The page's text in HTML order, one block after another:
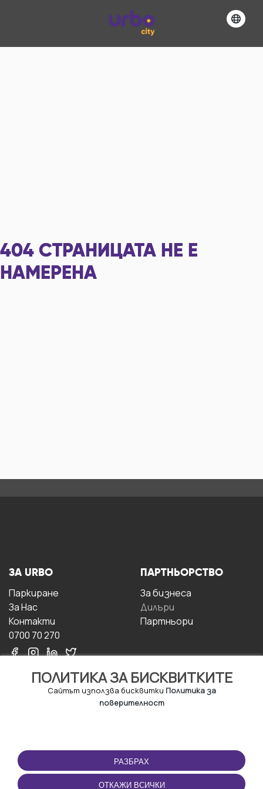
404 СТРАНИЦАТА НЕ Е
НАМЕРЕНА
ПОЛИТИКА ЗА БИСКВИТКИТЕ
Сайтът използва бисквитки Политика за
поверителност
РАЗБРАХ
ОТКАЖИ ВСИЧКИ
ЗА URBO
Паркиране
За Hас
Контакти
0700 70 270
ПАРТНЬОРСТВО
За бизнесa
Дилъри
Партньори
ПОЛЗВАНЕ
Правила и условия за
ползване
ПРИЛОЖЕНИЕТО